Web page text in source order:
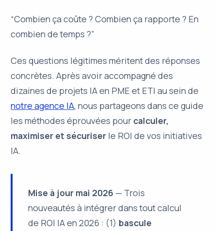
“Combien ça coûte ? Combien ça rapporte ? En
combien de temps ?”
Ces questions légitimes méritent des réponses
concrètes. Après avoir accompagné des
dizaines de projets IA en PME et ETI au sein de
notre agence IA, nous partageons dans ce guide
les méthodes éprouvées pour calculer,
maximiser et sécuriser le ROI de vos initiatives
IA.
Mise à jour mai 2026 — Trois
nouveautés à intégrer dans tout calcul
de ROI IA en 2026 : (1) bascule